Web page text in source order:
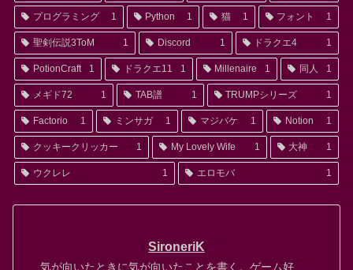
プログラミング 1 Python 1 猫 1 フォント 1
聖剣伝説3ToM 1 Discord 1 ドラクエ4 1
PotionCraft 1 ドラクエ11 1 Millenaire 1 同人 1
メギド72 1 TAB譜 1 TRUMPシリーズ 1
Factorio 1 ミンサガ 1 マジバケ 1 Notion 1
クッキークリッカー 1 My Lovely Wife 1 大神 1
ウクレレ 1 エロモバ 1
SironeriK
気が向いたときに気が向いたことを書く。ゲーム好